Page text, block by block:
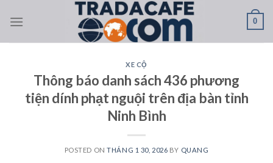
0
XE CỘ
Thông báo danh sách 436 phương
tiện dính phạt nguội trên địa bàn tỉnh
Ninh Bình
POSTED ONTHÁNG 1 30, 2026 BY QUANG